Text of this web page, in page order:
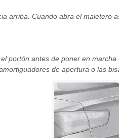
arriba. Cuando abra el maletero
portón antes de poner en
de apertura o las